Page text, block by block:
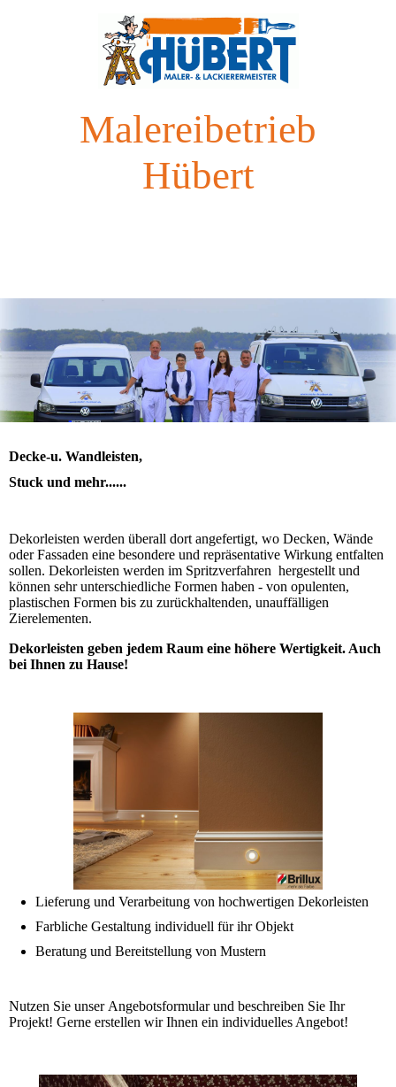
Malereibetrieb
Hübert
Decke-u. Wandleisten,
Stuck und mehr......
Dekorleisten werden überall dort angefertigt, wo Decken, Wände
oder Fassaden eine besondere und repräsentative Wirkung entfalten
sollen. Dekorleisten werden im Spritzverfahren hergestellt und
können sehr unterschiedliche Formen haben - von opulenten,
plastischen Formen bis zu zurückhaltenden, unauffälligen
Zierelementen.
Dekorleisten geben jedem Raum eine höhere Wertigkeit. Auch
bei Ihnen zu Hause!
Lieferung und Verarbeitung von hochwertigen Dekorleisten
Farbliche Gestaltung individuell für ihr Objekt
Beratung und Bereitstellung von Mustern
Nutzen Sie unser Angebotsformular und beschreiben Sie Ihr
Projekt! Gerne erstellen wir Ihnen ein individuelles Angebot!